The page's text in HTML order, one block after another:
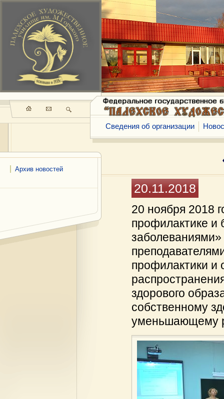
Архив новостей
Сведения об организации
20.11.2018
20 ноября 2018
профилактике
профилактики и
здорового
собственному
уменьшающему